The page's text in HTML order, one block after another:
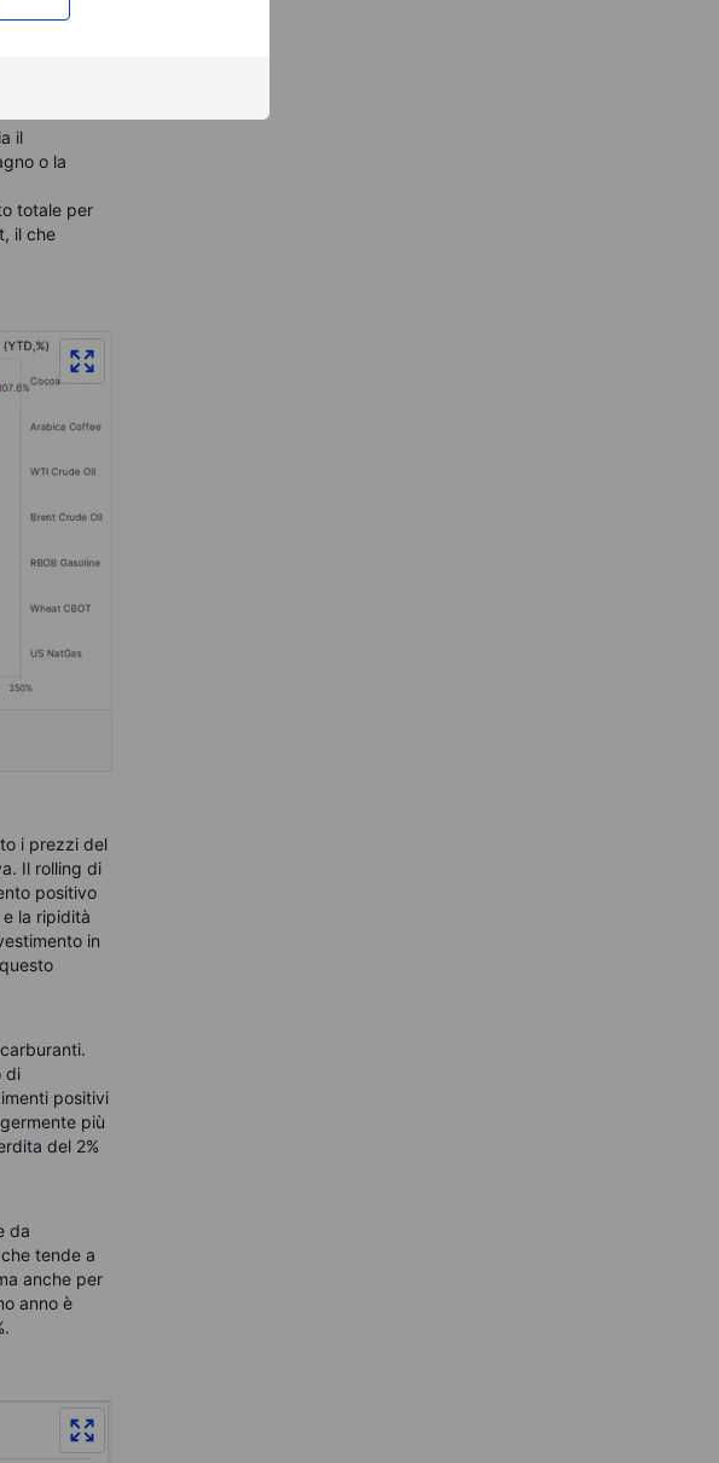
al
mercato
o c'è
il
o la
totale per
il che
i prezzi del
Il rolling di
positivo
la ripidità
in
di
positivi
più
del 2%
da
tende a
anche per
anno è